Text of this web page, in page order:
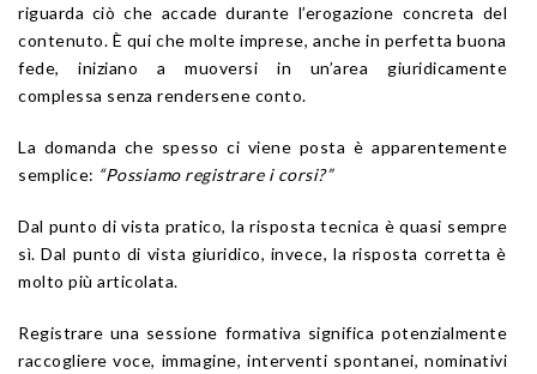
riguarda ciò che accade durante l’erogazione concreta del
contenuto. È qui che molte imprese, anche in perfetta buona
fede, iniziano a muoversi in un’area giuridicamente
complessa senza rendersene conto.
La domanda che spesso ci viene posta è apparentemente
semplice: “Possiamo registrare i corsi?”
Dal punto di vista pratico, la risposta tecnica è quasi sempre
sì. Dal punto di vista giuridico, invece, la risposta corretta è
molto più articolata.
Registrare una sessione formativa significa potenzialmente
raccogliere voce, immagine, interventi spontanei, nominativi